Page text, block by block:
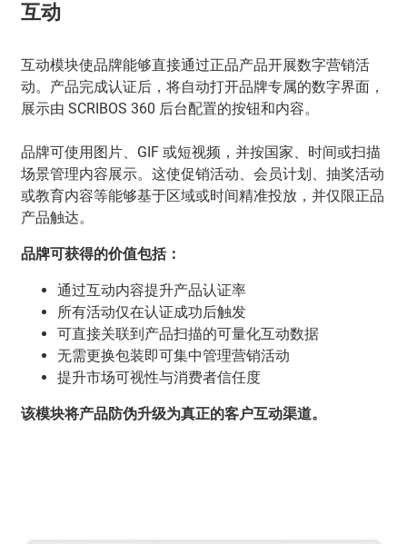
互动
互动模块使品牌能够直接通过正品产品开展数字营销活
动。产品完成认证后，将自动打开品牌专属的数字界面，
展示由 SCRIBOS 360 后台配置的按钮和内容。
品牌可使用图片、GIF 或短视频，并按国家、时间或扫描
场景管理内容展示。这使促销活动、会员计划、抽奖活动
或教育内容等能够基于区域或时间精准投放，并仅限正品
产品触达。
品牌可获得的价值包括：
通过互动内容提升产品认证率
所有活动仅在认证成功后触发
可直接关联到产品扫描的可量化互动数据
无需更换包装即可集中管理营销活动
提升市场可视性与消费者信任度
该模块将产品防伪升级为真正的客户互动渠道。